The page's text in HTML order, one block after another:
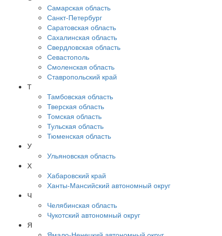
Самарская область
Санкт-Петербург
Саратовская область
Сахалинская область
Свердловская область
Севастополь
Смоленская область
Ставропольский край
Т
Тамбовская область
Тверская область
Томская область
Тульская область
Тюменская область
У
Ульяновская область
Х
Хабаровский край
Ханты-Мансийский автономный округ
Ч
Челябинская область
Чукотский автономный округ
Я